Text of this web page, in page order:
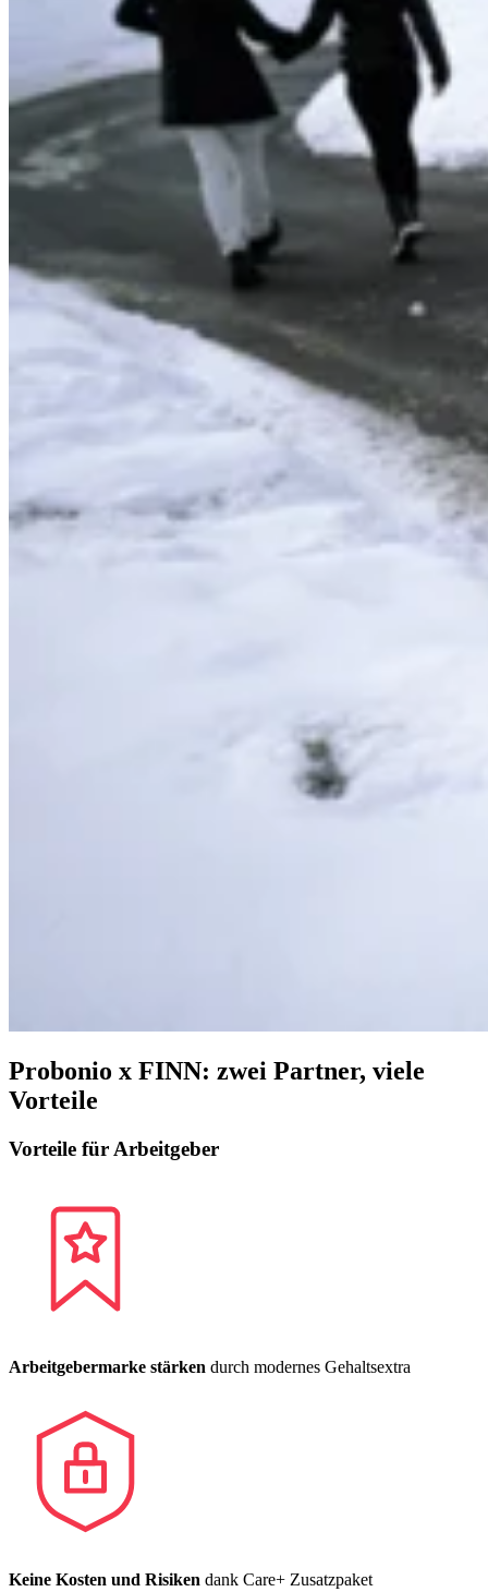
Probonio x FINN: zwei Partner, viele
Vorteile
Vorteile für Arbeitgeber
Arbeitgebermarke stärken durch modernes Gehaltsextra
Keine Kosten und Risiken dank Care+ Zusatzpaket